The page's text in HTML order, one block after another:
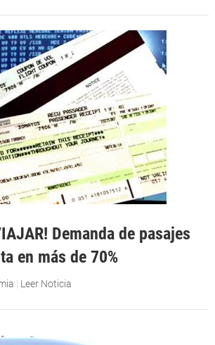
Demanda de pasajes
en más de 70%
| Leer Noticia